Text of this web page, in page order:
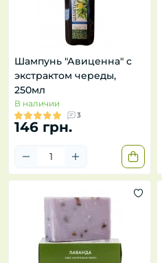
Шампунь "Авиценна" с
экстрактом череды,
250мл
В наличии
3
146 грн.